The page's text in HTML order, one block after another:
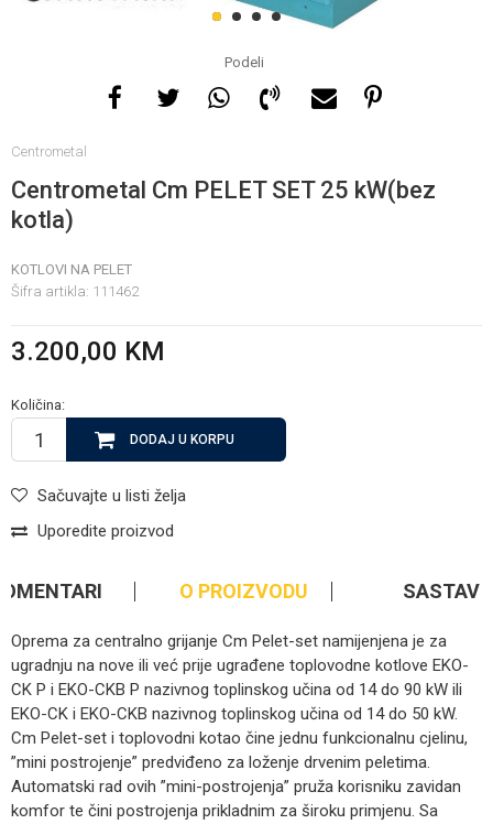
1 2 3 4
Podeli
Centrometal
Centrometal Cm PELET SET 25 kW(bez
kotla)
KOTLOVI NA PELET
Šifra artikla: 111462
3.200,00 KM
Količina:
DODAJ U KORPU
Sačuvajte u listi želja
Uporedite proizvod
i porudžbine
nedelje
O PROIZVODU SASTAV
Oprema za centralno grijanje Cm Pelet-set namijenjena je za
ugradnju na nove ili već prije ugrađene toplovodne kotlove EKO-
CK P i EKO-CKB P nazivnog toplinskog učina od 14 do 90 kW ili
EKO-CK i EKO-CKB nazivnog toplinskog učina od 14 do 50 kW.
Cm Pelet-set i toplovodni kotao čine jednu funkcionalnu cjelinu,
”mini postrojenje” predviđeno za loženje drvenim peletima.
Automatski rad ovih ”mini-postrojenja” pruža korisniku zavidan
komfor te čini postrojenja prikladnim za široku primjenu. Sa